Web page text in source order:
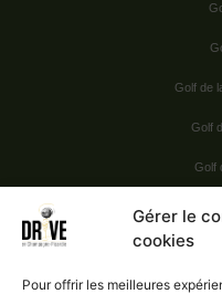
Gérer le
cookies
Pour offrir les meilleures
Golf de
Golf
Golf